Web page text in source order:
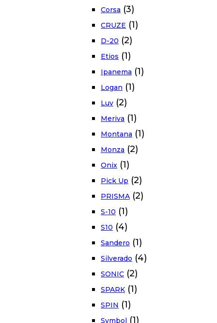
Corsa (3)
CRUZE (1)
D-20 (2)
Etios (1)
Ipanema (1)
Logan (1)
Luv (2)
Meriva (1)
Montana (1)
Monza (2)
Onix (1)
Pick Up (2)
PRISMA (2)
S-10 (1)
S10 (4)
Sandero (1)
Silverado (4)
SONIC (2)
SPARK (1)
SPIN (1)
Symbol (1)